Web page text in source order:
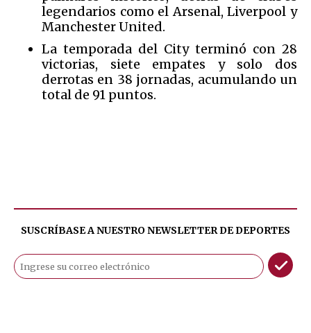
legendarios como el Arsenal, Liverpool y
Manchester United.
La temporada del City terminó con 28
victorias, siete empates y solo dos
derrotas en 38 jornadas, acumulando un
total de 91 puntos.
SUSCRÍBASE A NUESTRO NEWSLETTER DEDEPORTES